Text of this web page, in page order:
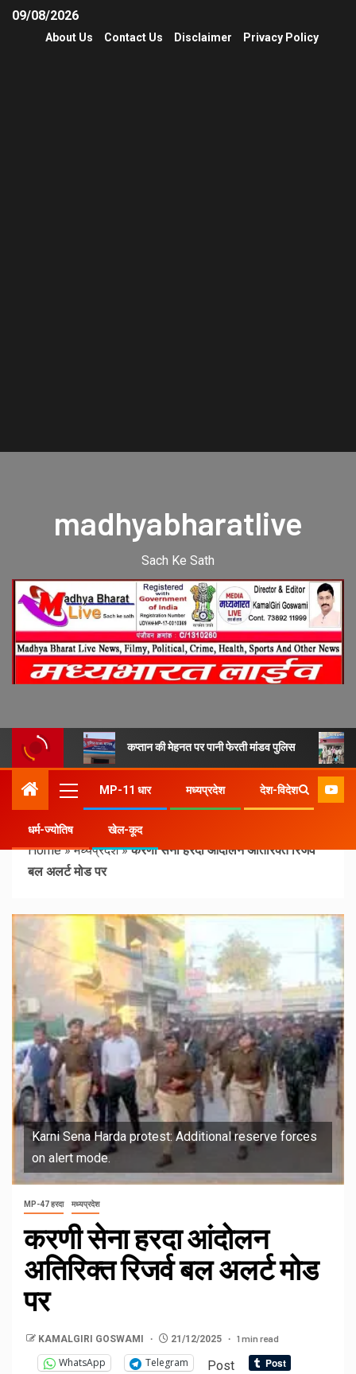
09/08/2026
About Us Contact Us Disclaimer Privacy Policy
madhyabharatlive
Sach Ke Sath
कप्तान की मेहनत पर पानी फेरती मांडव पुलिस
MP-11 धार मध्यप्रदेश देश-विदेश
धर्म-ज्योतिष खेल-कूद
Home»मध्यप्रदेश»करणी सेना हरदा आंदोलन अतिरिक्त रिजर्व
बल अलर्ट मोड पर
Karni Sena Harda protest: Additional reserve forces
on alert mode.
MP-47 हरदा मध्यप्रदेश
करणी सेना हरदा आंदोलन
अतिरिक्त रिजर्व बल अलर्ट मोड
पर
KAMALGIRI GOSWAMI 21/12/2025 1 min read
WhatsApp Telegram Post